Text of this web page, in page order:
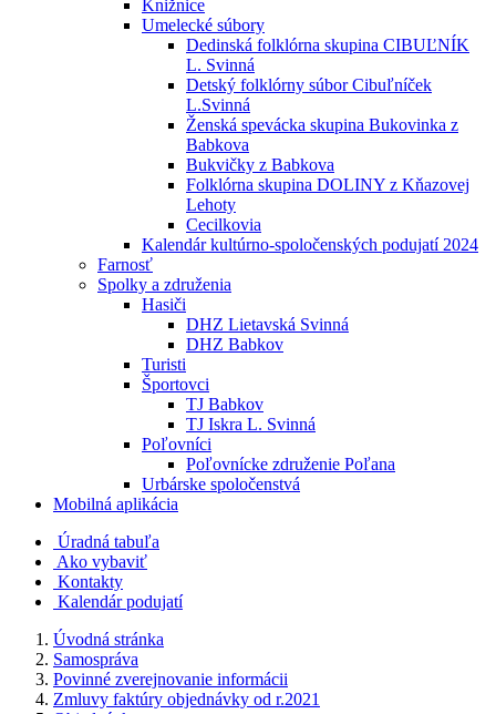
Knižnice
Umelecké súbory
Dedinská folklórna skupina CIBUĽNÍK
L. Svinná
Detský folklórny súbor Cibuľníček
L.Svinná
Ženská spevácka skupina Bukovinka z
Babkova
Bukvičky z Babkova
Folklórna skupina DOLINY z Kňazovej
Lehoty
Cecilkovia
Kalendár kultúrno-spoločenských podujatí 2024
Farnosť
Spolky a združenia
Hasiči
DHZ Lietavská Svinná
DHZ Babkov
Turisti
Športovci
TJ Babkov
TJ Iskra L. Svinná
Poľovníci
Poľovnícke združenie Poľana
Urbárske spoločenstvá
Mobilná aplikácia
Úradná tabuľa
Ako vybaviť
Kontakty
Kalendár podujatí
Úvodná stránka
Samospráva
Povinné zverejnovanie informácii
Zmluvy faktúry objednávky od r.2021